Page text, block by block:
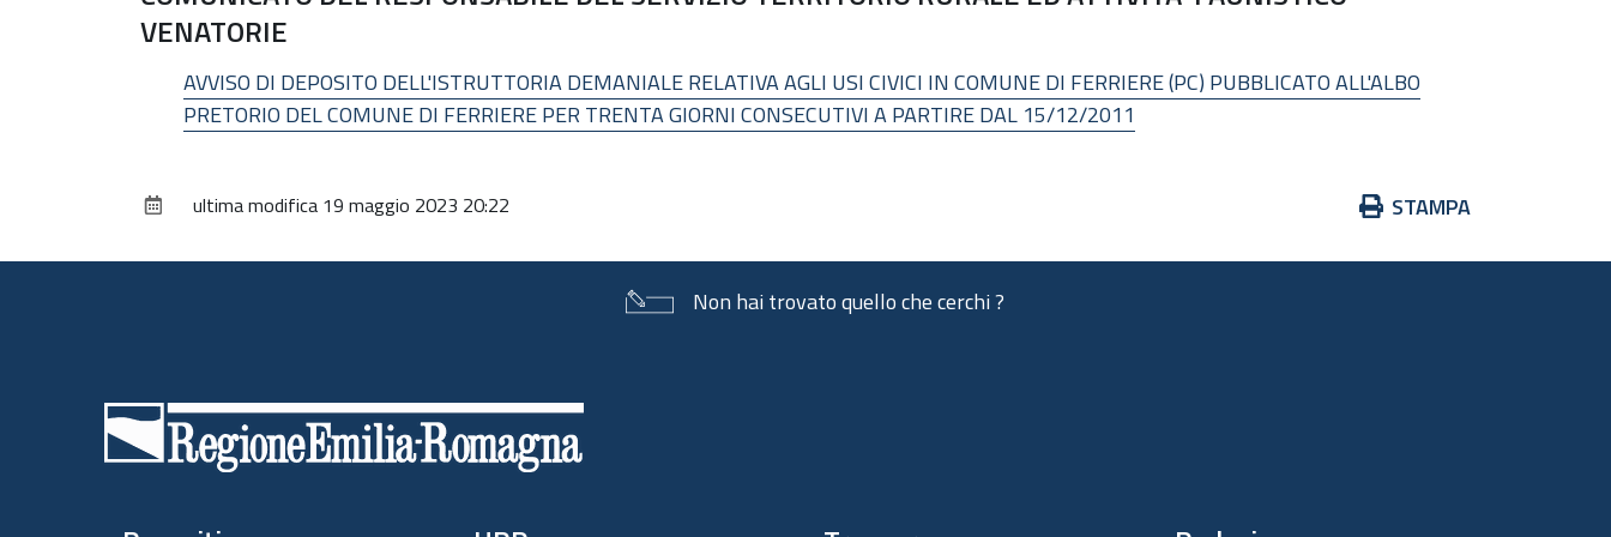
VENATORIE
AVVISO DI DEPOSITO DELL'ISTRUTTORIA DEMANIALE RELATIVA AGLI USI CIVICI IN COMUNE DI FERRIERE (PC) PUBBLICATO ALL'ALBO
PRETORIO DEL COMUNE DI FERRIERE PER TRENTA GIORNI CONSECUTIVI A PARTIRE DAL 15/12/2011
Azioni
documento
STAMPA
ultima modifica 19 maggio 2023 20:22
Non hai trovato quello che cerchi ?